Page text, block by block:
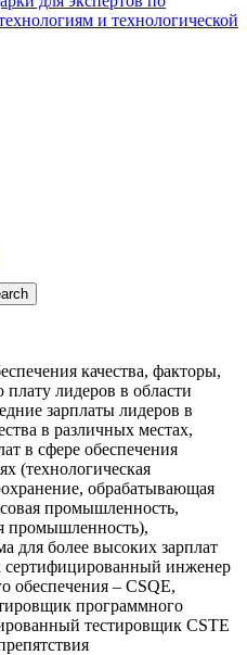
и технологической
качества, факторы,
лидеров в области
зарплаты лидеров в
в различных местах,
в сфере обеспечения
(технологическая
обрабатывающая
промышленность,
промышленность),
для более высоких зарплат
сертифицированный инженер
обеспечения – CSQE,
программного
тестировщик CSTE